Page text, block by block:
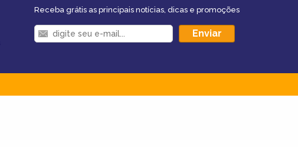
Receba grátis as principais notícias, dicas e promoções